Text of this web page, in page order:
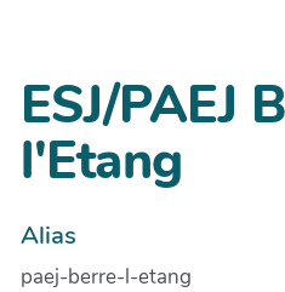
ESJ/PAEJ
l'Etang
Alias
paej-berre-l-etang